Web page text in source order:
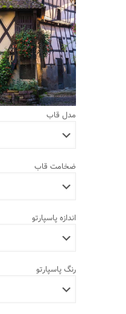
مدل قاب
ضخامت قاب
اندازه پاسپارتو
رنگ پاسپارتو